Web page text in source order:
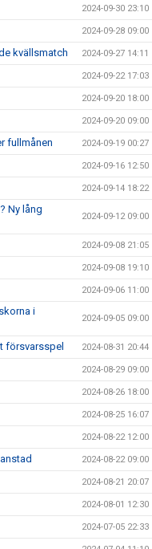
2024-09-30 23:10
2024-09-28 09:00
kvällsmatch 2024-09-27 14:11
2024-09-22 17:03
2024-09-20 18:00
2024-09-20 09:00
fullmånen 2024-09-19 00:27
2024-09-16 12:50
2024-09-14 18:22
Ny lång
2024-09-12 09:00
2024-09-08 21:05
2024-09-08 19:10
2024-09-06 11:00
i
2024-09-05 09:00
försvarsspel 2024-08-31 20:44
2024-08-29 09:00
2024-08-26 18:00
2024-08-25 16:07
2024-08-22 12:00
2024-08-22 09:00
2024-08-21 20:07
2024-08-01 12:30
2024-07-05 22:33